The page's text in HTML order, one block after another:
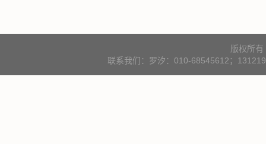
版权所
联系我们：罗汐：010-68545612；